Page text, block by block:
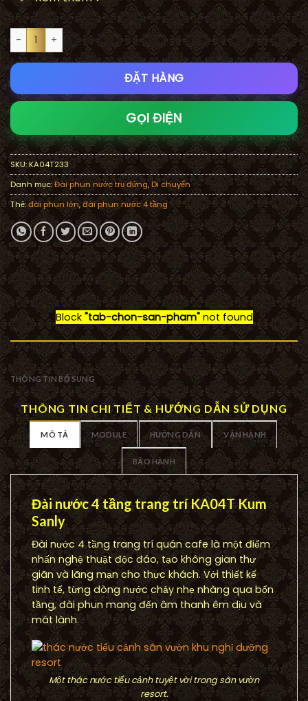
Đài nước 4 tầng trang trí KA04T Kum Sanly số lượng
ĐẶT HÀNG
GỌI ĐIỆN
SKU:KA04T233
Danh mục:Đài phun nước trụ đứng,Di chuyển
Thẻ:đài phun lớn,đài phun nước 4 tầng
Block "tab-chon-san-pham"not found
MÔ TẢ
THÔNG TIN BỔ SUNG
THÔNG TIN CHI TIẾT & HƯỚNG DẪN SỬ DỤNG
MÔ TẢ MODULE HƯỚNG DẪN VẬN HÀNH
BẢO HÀNH
Đài nước 4 tầng trang trí KA04T Kum
Sanly
Đài nước 4 tầng trang trí quán cafe là một điểm
nhấn nghệ thuật độc đáo, tạo không gian thư
giãn và lãng mạn cho thực khách. Với thiết kế
tinh tế, từng dòng nước chảy nhẹ nhàng qua bốn
tầng, đài phun mang đến âm thanh êm dịu và
mát lành.
Một thác nước tiểu cảnh tuyệt vời trong sân vườn
resort.